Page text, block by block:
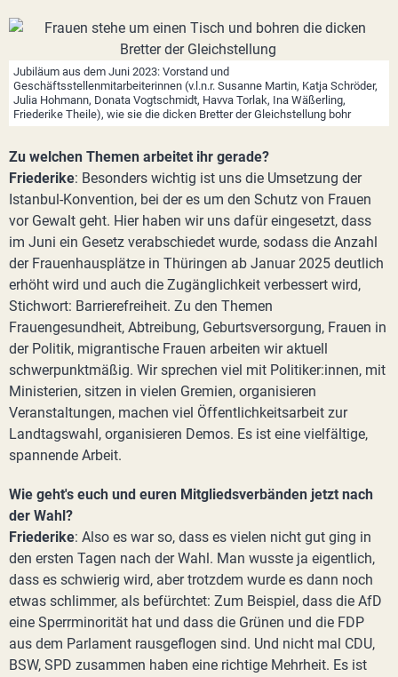
Jubiläum aus dem Juni 2023: Vorstand und
Geschäftsstellenmitarbeiterinnen (v.l.n.r. Susanne Martin, Katja Schröder,
Julia Hohmann, Donata Vogtschmidt, Havva Torlak, Ina Wäßerling,
Friederike Theile), wie sie die dicken Bretter der Gleichstellung bohr
Zu welchen Themen arbeitet ihr gerade?
Friederike: Besonders wichtig ist uns die Umsetzung der
Istanbul-Konvention, bei der es um den Schutz von Frauen
vor Gewalt geht. Hier haben wir uns dafür eingesetzt, dass
im Juni ein Gesetz verabschiedet wurde, sodass die Anzahl
der Frauenhausplätze in Thüringen ab Januar 2025 deutlich
erhöht wird und auch die Zugänglichkeit verbessert wird,
Stichwort: Barrierefreiheit. Zu den Themen
Frauengesundheit, Abtreibung, Geburtsversorgung, Frauen in
der Politik, migrantische Frauen arbeiten wir aktuell
schwerpunktmäßig. Wir sprechen viel mit Politiker:innen, mit
Ministerien, sitzen in vielen Gremien, organisieren
Veranstaltungen, machen viel Öffentlichkeitsarbeit zur
Landtagswahl, organisieren Demos. Es ist eine vielfältige,
spannende Arbeit.
Wie geht's euch und euren Mitgliedsverbänden jetzt nach
der Wahl?
Friederike: Also es war so, dass es vielen nicht gut ging in
den ersten Tagen nach der Wahl. Man wusste ja eigentlich,
dass es schwierig wird, aber trotzdem wurde es dann noch
etwas schlimmer, als befürchtet: Zum Beispiel, dass die AfD
eine Sperrminorität hat und dass die Grünen und die FDP
aus dem Parlament rausgeflogen sind. Und nicht mal CDU,
BSW, SPD zusammen haben eine richtige Mehrheit. Es ist